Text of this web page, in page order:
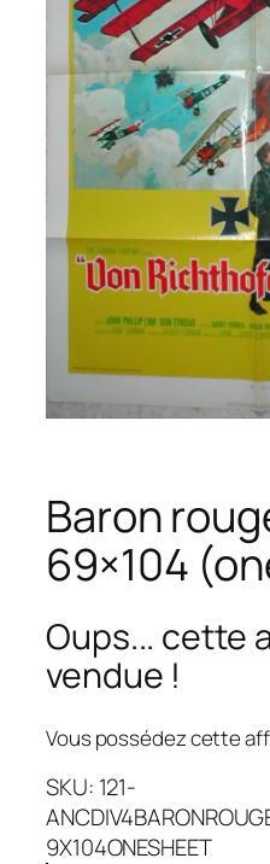
Baron
69×104
Oups... cette
vendue !
Vous possédez cette
SKU: 121-
9X104ONESHEET